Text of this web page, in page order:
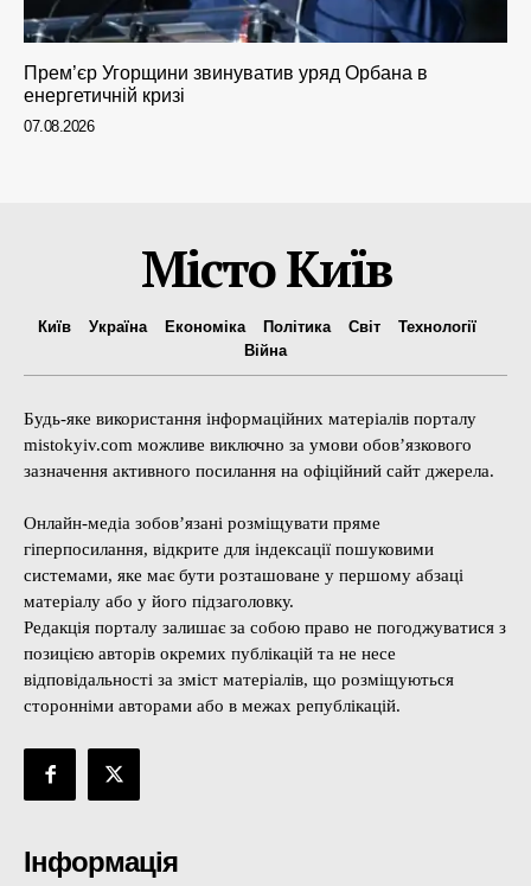
Прем’єр Угорщини звинуватив уряд Орбана в
енергетичній кризі
07.08.2026
Місто Київ
Київ Україна Економіка Політика Світ
Технології
Війна
Будь-яке використання інформаційних матеріалів порталу
mistokyiv.com можливе виключно за умови обов’язкового
зазначення активного посилання на офіційний сайт джерела.
Онлайн-медіа зобов’язані розміщувати пряме
гіперпосилання, відкрите для індексації пошуковими
системами, яке має бути розташоване у першому абзаці
матеріалу або у його підзаголовку.
Редакція порталу залишає за собою право не погоджуватися з
позицією авторів окремих публікацій та не несе
відповідальності за зміст матеріалів, що розміщуються
сторонніми авторами або в межах републікацій.
Інформація